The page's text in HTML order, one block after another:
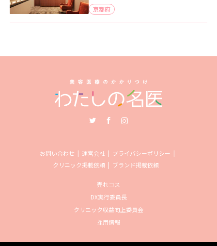
京都府
お問い合わせ 運営会社
プライバシーポリシー
クリニック掲載依頼
ブランド掲載依頼
売れコス
DX実行委員長
クリニック収益向上委員会
採用情報